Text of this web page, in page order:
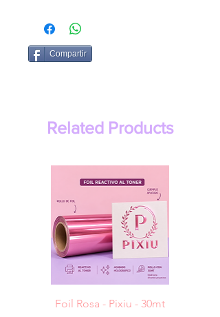
Compartir
Related Products
Foil Rosa - Pixiu - 30mt